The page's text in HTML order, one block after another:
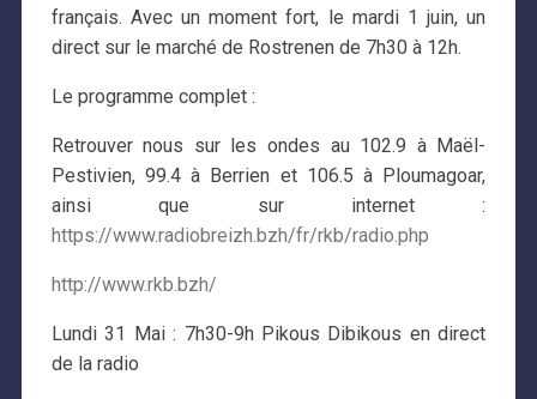
français. Avec un moment fort, le mardi 1 juin, un
direct sur le marché de Rostrenen de 7h30 à 12h.
Le programme complet :
Retrouver nous sur les ondes au 102.9 à Maël-
Pestivien, 99.4 à Berrien et 106.5 à Ploumagoar,
ainsi que sur internet :
https://www.radiobreizh.bzh/fr/rkb/radio.php
http://www.rkb.bzh/
Lundi 31 Mai : 7h30-9h Pikous Dibikous en direct
de la radio